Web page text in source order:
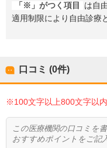
「※」がつく項目
は自
適用制限により自由診療
口コミ (0件)
※100文字以上800文字以